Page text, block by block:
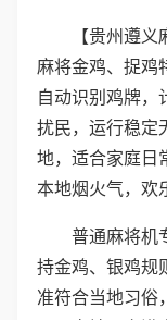
【贵州遵
麻将金鸡、捉鸡
自动识别鸡牌，
扰民，运行稳定
地，适合家庭日
本地烟火气，欢
普通麻将机
持金鸡、银鸡规
准符合当地习俗